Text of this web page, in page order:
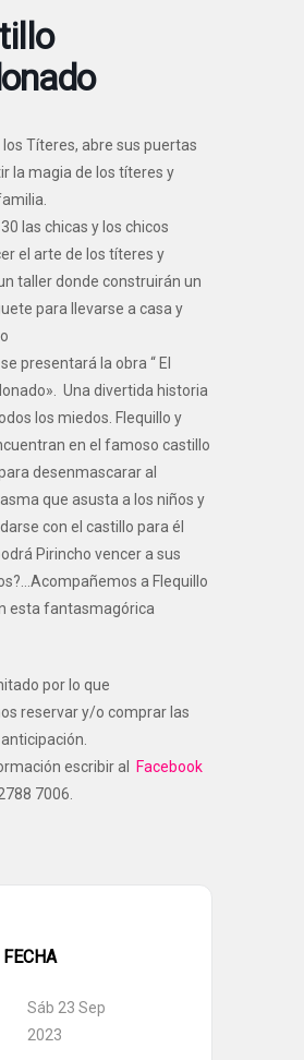
los Títeres, abre sus puertas
la magia de los títeres y
las chicas y los chicos
el arte de los títeres y
taller donde construirán un
para llevarse a casa y
presentará la obra “ El
Una divertida historia
los miedos. Flequillo y
en el famoso castillo
desenmascarar al
que asusta a los niños y
con el castillo para él
Pirincho vencer a sus
a Flequillo
esta fantasmagórica
por lo que
reservar y/o comprar las
escribir al
Facebook
7006.
FECHA
Sáb 23 Sep
2023